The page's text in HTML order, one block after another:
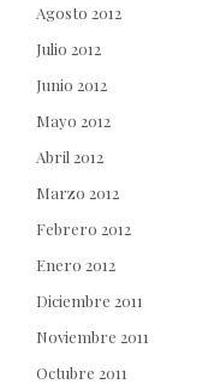
Agosto 2012
Julio 2012
Junio 2012
Mayo 2012
Abril 2012
Marzo 2012
Febrero 2012
Enero 2012
Diciembre 2011
Noviembre 2011
Octubre 2011